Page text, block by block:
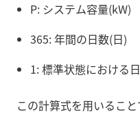
P: システム容量(kW)
365: 年間の日数(日)
1: 標準状態における
この計算式を用いるこ